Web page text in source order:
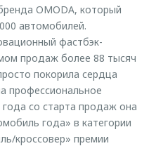
OMODA, который
автомобилей.
фастбэк-
продаж более 88 тысяч
покорила сердца
профессиональное
года со старта продаж она
года» в категории
кроссовер» премии